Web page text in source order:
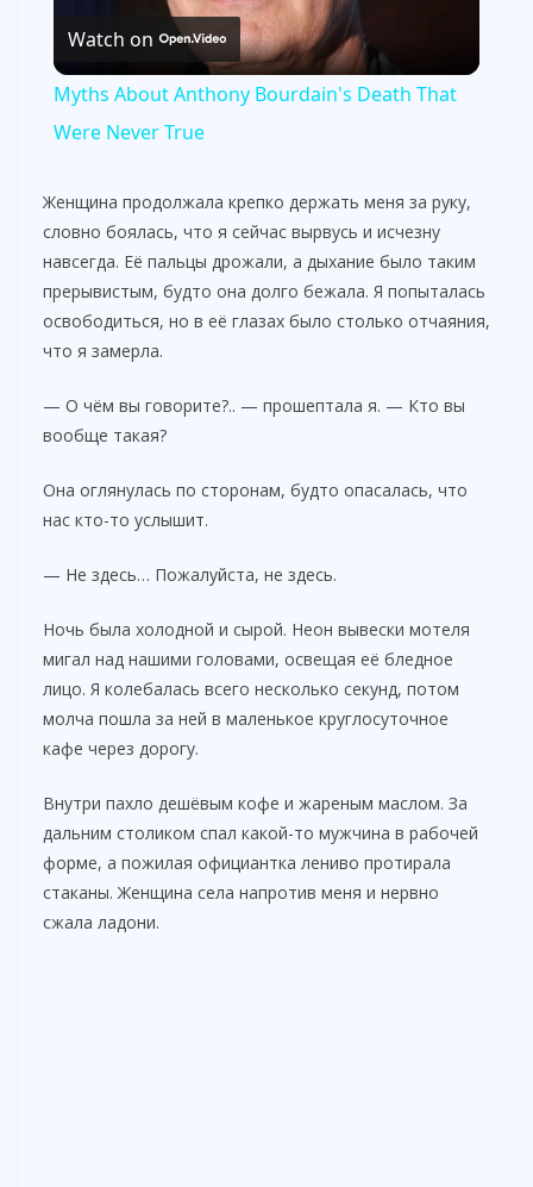
l
y
V
d
e
o
Watch on
Myths About Anthony Bourdain's Death That
Were Never True
Женщина продолжала крепко держать меня за руку,
словно боялась, что я сейчас вырвусь и исчезну
навсегда. Её пальцы дрожали, а дыхание было таким
прерывистым, будто она долго бежала. Я попыталась
освободиться, но в её глазах было столько отчаяния,
что я замерла.
— О чём вы говорите?.. — прошептала я. — Кто вы
вообще такая?
Она оглянулась по сторонам, будто опасалась, что
нас кто-то услышит.
— Не здесь… Пожалуйста, не здесь.
Ночь была холодной и сырой. Неон вывески мотеля
мигал над нашими головами, освещая её бледное
лицо. Я колебалась всего несколько секунд, потом
молча пошла за ней в маленькое круглосуточное
кафе через дорогу.
Внутри пахло дешёвым кофе и жареным маслом. За
дальним столиком спал какой-то мужчина в рабочей
форме, а пожилая официантка лениво протирала
стаканы. Женщина села напротив меня и нервно
сжала ладони.